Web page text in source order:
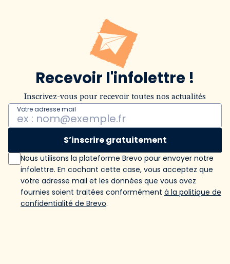
Recevoir l'infolettre !
Inscrivez-vous pour recevoir toutes nos actualités
Votre adresse mail
S’inscrire gratuitement
Nous utilisons la plateforme Brevo pour envoyer notre
infolettre. En cochant cette case, vous acceptez que
votre adresse mail et les données que vous avez
fournies soient traitées conformément à la politique de
confidentialité de Brevo.